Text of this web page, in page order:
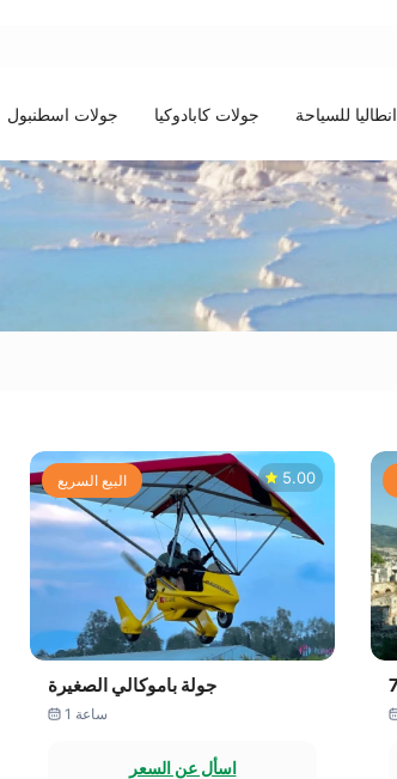
جولات اسطنبول جولات كابادوكيا انطاليا للسياحة
البيع السريع 5.00
جولة باموكالي الصغيرة
1 ساعة
اسأل عن السعر